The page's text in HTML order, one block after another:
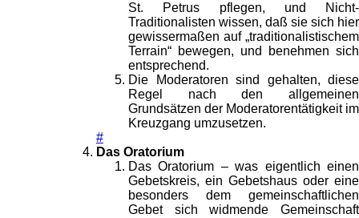
St. Petrus pflegen, und Nicht-
Traditionalisten wissen, daß sie sich hier
gewissermaßen auf „traditionalistischem
Terrain“ bewegen, und benehmen sich
entsprechend.
Die Moderatoren sind gehalten, diese
Regel nach den allgemeinen
Grundsätzen der Moderatorentätigkeit im
Kreuzgang umzusetzen.
#
Das Oratorium
Das Oratorium – was eigentlich einen
Gebetskreis, ein Gebetshaus oder eine
besonders dem gemeinschaftlichen
Gebet sich widmende Gemeinschaft